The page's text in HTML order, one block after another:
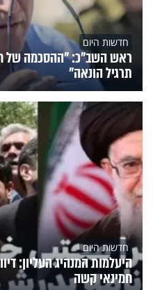
חדשות היום
ראש השב"כ: "ההסכמה של
תרגיל הונאה"
חדשות היום
היעלמות המנהיג העליון:
חמינאי קשה